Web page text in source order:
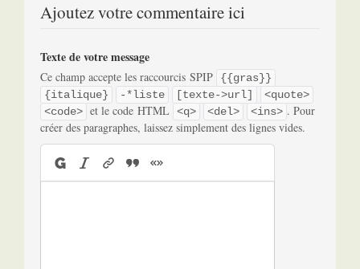
Ajoutez votre commentaire ici
Texte de votre message
Ce champ accepte les raccourcis SPIP
{{gras}}
{italique}
-*liste [texte->url]
<quote>
<code> et le code HTML <q> <del> <ins> . Pour
créer des paragraphes, laissez simplement des lignes vides.